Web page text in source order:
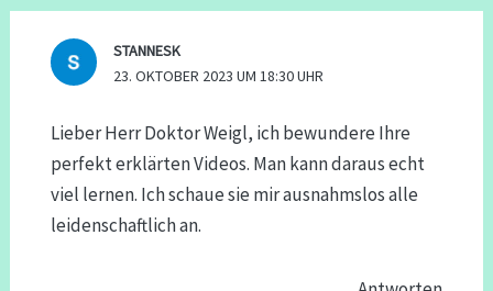
STANNESK
23. OKTOBER 2023 UM 18:30 UHR
Lieber Herr Doktor Weigl, ich bewundere Ihre
perfekt erklärten Videos. Man kann daraus echt
viel lernen. Ich schaue sie mir ausnahmslos alle
leidenschaftlich an.